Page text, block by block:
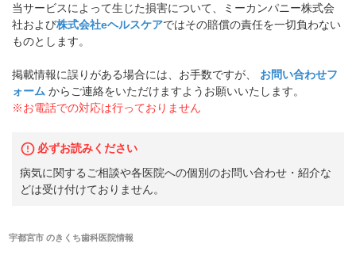
当サービスによって生じた損害について、ミーカンパニー株式会
社および株式会社eヘルスケアではその賠償の責任を一切負わない
ものとします。
掲載情報に誤りがある場合には、お手数ですが、
お問い合わせフ
ォーム からご連絡をいただけますようお願いいたします。
※お電話での対応は行っておりません
必ずお読みください
病気に関するご相談や各医院への個別のお問い合わせ・紹介な
どは受け付けておりません。
宇都宮市のきくち歯科医院情報